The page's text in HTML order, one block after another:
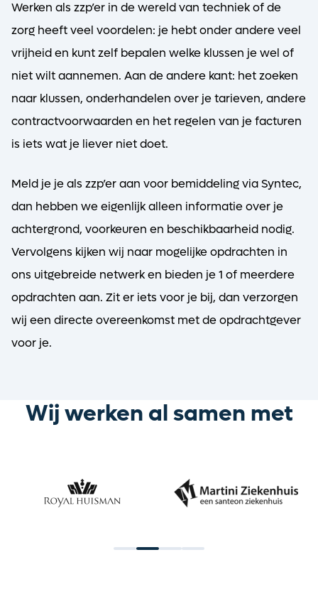
Werken als zzp’er in de wereld van techniek of de
zorg heeft veel voordelen: je hebt onder andere veel
vrijheid en kunt zelf bepalen welke klussen je wel of
niet wilt aannemen. Aan de andere kant: het zoeken
naar klussen, onderhandelen over je tarieven, andere
contractvoorwaarden en het regelen van je facturen
is iets wat je liever niet doet.
Meld je je als zzp’er aan voor bemiddeling via Syntec,
dan hebben we eigenlijk alleen informatie over je
achtergrond, voorkeuren en beschikbaarheid nodig.
Vervolgens kijken wij naar mogelijke opdrachten in
ons uitgebreide netwerk en bieden je 1 of meerdere
opdrachten aan. Zit er iets voor je bij, dan verzorgen
wij een directe overeenkomst met de opdrachtgever
voor je.
Wij werken al samen met